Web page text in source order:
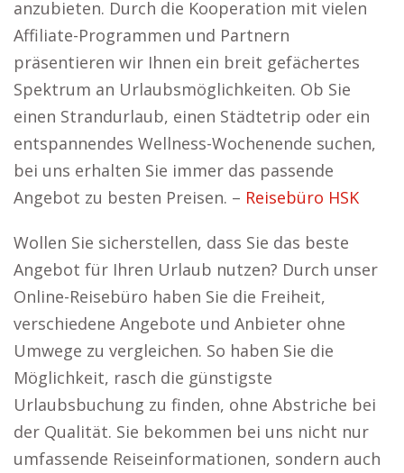
anzubieten. Durch die Kooperation mit vielen
Affiliate-Programmen und Partnern
präsentieren wir Ihnen ein breit gefächertes
Spektrum an Urlaubsmöglichkeiten. Ob Sie
einen Strandurlaub, einen Städtetrip oder ein
entspannendes Wellness-Wochenende suchen,
bei uns erhalten Sie immer das passende
Angebot zu besten Preisen. – Reisebüro HSK
Wollen Sie sicherstellen, dass Sie das beste
Angebot für Ihren Urlaub nutzen? Durch unser
Online-Reisebüro haben Sie die Freiheit,
verschiedene Angebote und Anbieter ohne
Umwege zu vergleichen. So haben Sie die
Möglichkeit, rasch die günstigste
Urlaubsbuchung zu finden, ohne Abstriche bei
der Qualität. Sie bekommen bei uns nicht nur
umfassende Reiseinformationen, sondern auch